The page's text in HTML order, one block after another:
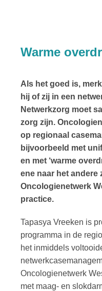
Warme
Als het goed is,
hij of zij in een
Netwerkzorg moet
zorg zijn.
op regionaal
bijvoorbeeld met
en met ‘warme
ene naar het andere
Oncologienetwerk
practice.
Tapasya Vreeken is
programma in de
het inmiddels
Oncologienetwerk
met maag- en